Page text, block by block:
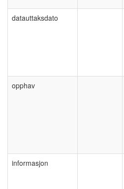
datauttaksdato
opphav
informasjon